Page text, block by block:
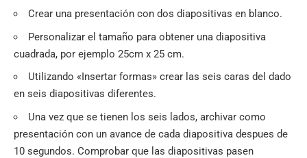
Crear una presentación con dos diapositivas en blanco.
Personalizar el tamaño para obtener una diapositiva
cuadrada, por ejemplo 25cm x 25 cm.
Utilizando «Insertar formas» crear las seis caras del dado
en seis diapositivas diferentes.
Una vez que se tienen los seis lados, archivar como
presentación con un avance de cada diapositiva despues de
10 segundos. Comprobar que las diapositivas pasen